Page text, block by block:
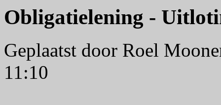
Obligatielening -
Geplaatst door Roel
11:10